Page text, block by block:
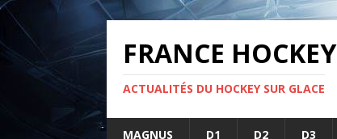
FRANCE HOCKEY
ACTUALITÉS DU HOCKEY SUR GLACE
MAGNUS D1 D2 D3